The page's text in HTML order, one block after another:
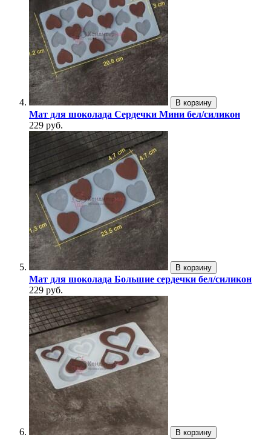
В корзину
Мат для шоколада Сердечки Мини бел/силикон
229 руб.
В корзину
Мат для шоколада Большие сердечки бел/силикон
229 руб.
В корзину